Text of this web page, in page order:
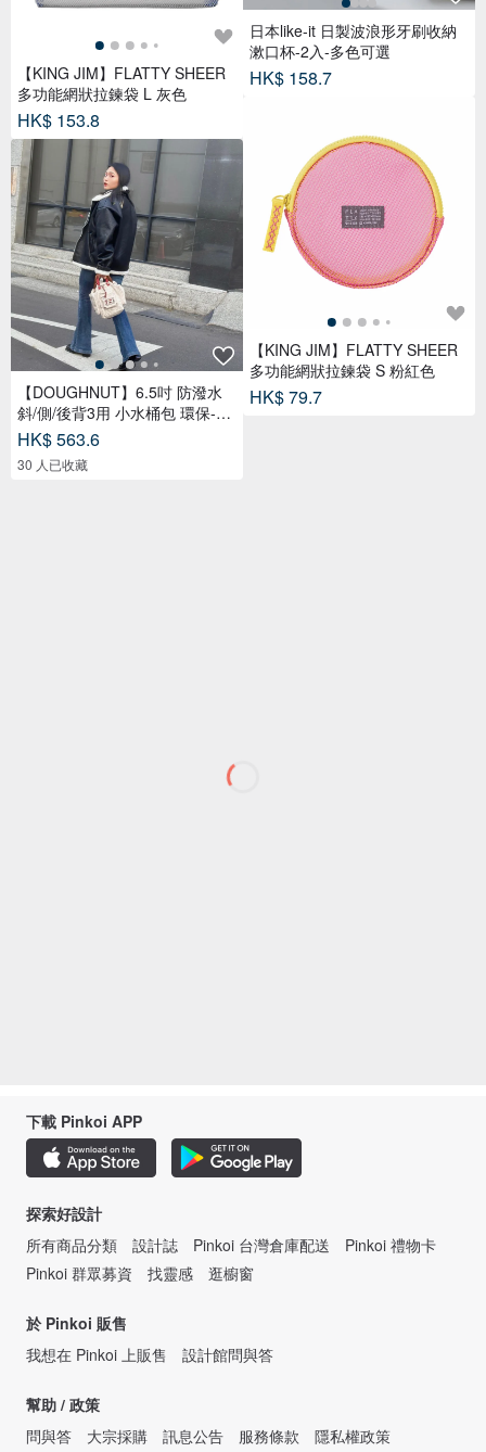
【KING JIM】FLATTY SHEER
多功能網狀拉鍊袋 L 灰色
HK$ 153.8
【DOUGHNUT】6.5吋 防潑水
斜/側/後背3用 小水桶包 環保-石
TDW
HK$ 563.6
30 人已收藏
日本like-it 日製波浪形牙刷收納
漱口杯-2入-多色可選
HK$ 158.7
【KING JIM】FLATTY SHEER
多功能網狀拉鍊袋 S 粉紅色
HK$ 79.7
下載 Pinkoi APP
探索好設計
所有商品分類
設計誌 Pinkoi 台灣倉庫配送
Pinkoi 禮物卡
Pinkoi 群眾募資
找靈感 逛櫥窗
於 Pinkoi 販售
我想在 Pinkoi 上販售
設計館問與答
幫助 / 政策
問與答
大宗採購 訊息公告 服務條款 隱私權政策